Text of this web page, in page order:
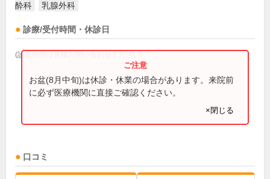
酔科
乳腺外科
診療/受付時間・休診日
(診療時間は直接お問い合わせください)
お盆(8月中旬)は休診・休業の場合があります。来院前
に必ず医療機関に直接ご確認ください。
×閉じる
口コミ